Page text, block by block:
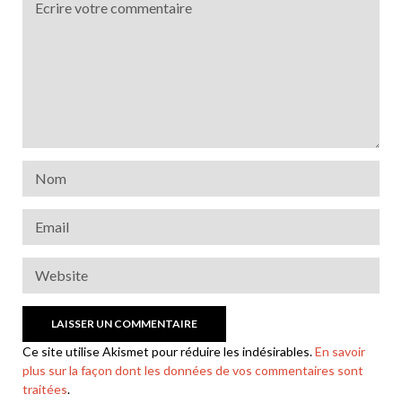
Ce site utilise Akismet pour réduire les indésirables.En savoir
plus sur la façon dont les données de vos commentaires sont
traitées.